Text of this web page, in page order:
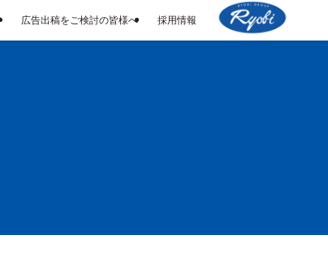
広告出稿をご検討の皆様へ 採用情報